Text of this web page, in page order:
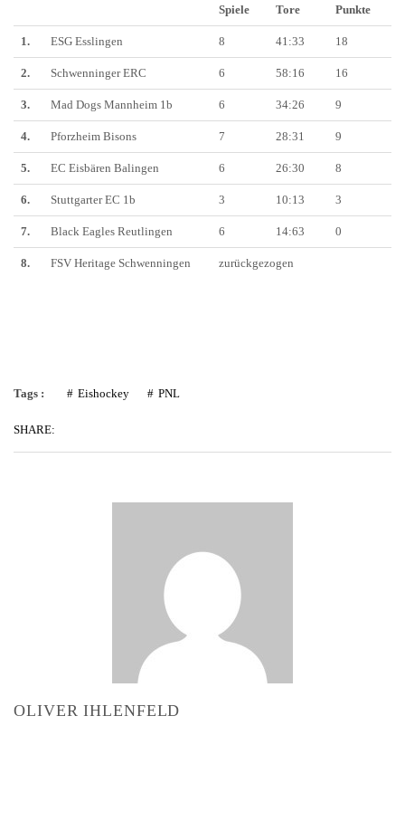
Spiele Tore Punkte
1. ESG Esslingen 8 41:33 18
2. Schwenninger ERC 6 58:16 16
3. Mad Dogs Mannheim 1b 6 34:26 9
4. Pforzheim Bisons 7 28:31 9
5. EC Eisbären Balingen 6 26:30 8
6. Stuttgarter EC 1b 3 10:13 3
7. Black Eagles Reutlingen 6 14:63 0
8. FSV Heritage Schwenningen zurückgezogen
Tags : Eishockey PNL
SHARE:
OLIVER IHLENFELD